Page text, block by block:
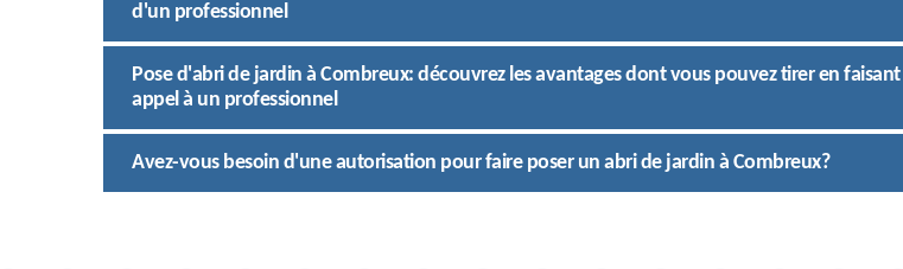
d'un professionnel
Pose d'abri de jardin à Combreux: découvrez les avantages dont vous pouvez tirer en faisant
appel à un professionnel
Avez-vous besoin d'une autorisation pour faire poser un abri de jardin à Combreux?